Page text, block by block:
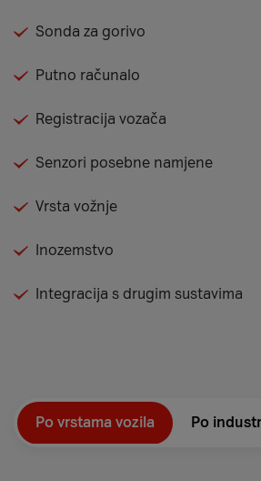
Sonda za gorivo
Putno računalo
Registracija vozača
Senzori posebne namjene
Vrsta vožnje
Inozemstvo
Integracija s drugim sustavima
Po vrstama vozila Po